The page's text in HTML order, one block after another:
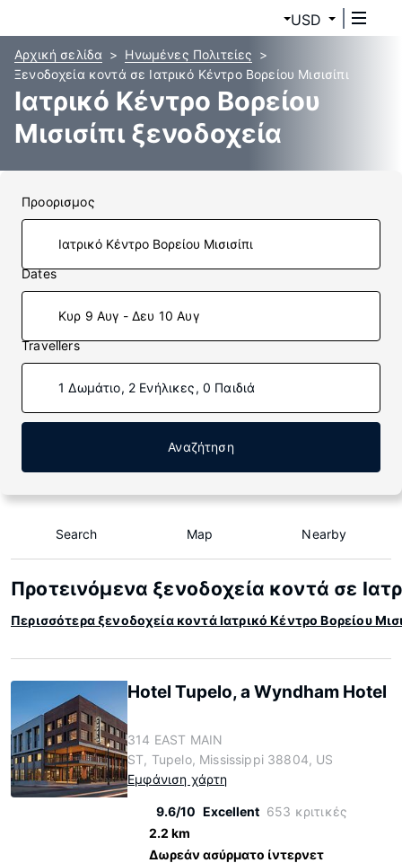
USD
Αρχική σελίδα
Ηνωμένες Πολιτείες
Ξενοδοχεία κοντά σε Ιατρικό Κέντρο Βορείου Μισισίπι
Ιατρικό Κέντρο Βορείου
Μισισίπι ξενοδοχεία
Προορισμος
Dates
Κυρ 9 Αυγ - Δευ 10 Αυγ
Travellers
1 Δωμάτιο, 2 Ενήλικες, 0 Παιδιά
Αναζήτηση
Search Map Nearby
Προτεινόμενα ξενοδοχεία κοντά σε
Περισσότερα ξενοδοχεία κοντά Ιατρικό Κέντρο Βορείου
Hotel Tupelo, a Wyndham Hotel
314 EAST MAIN
ST, Tupelo, Mississippi 38804, US
Εμφάνιση χάρτη
9.6/10 Excellent 653 κριτικές
2.2 km
Δωρεάν ασύρματο ίντερνετ